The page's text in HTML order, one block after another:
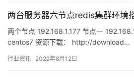
两台服务器六节点redis集群环境
两个节点 192.168.1.177 节点一
centos7 资源下载： http://download…
行业资讯 2022年8月12日